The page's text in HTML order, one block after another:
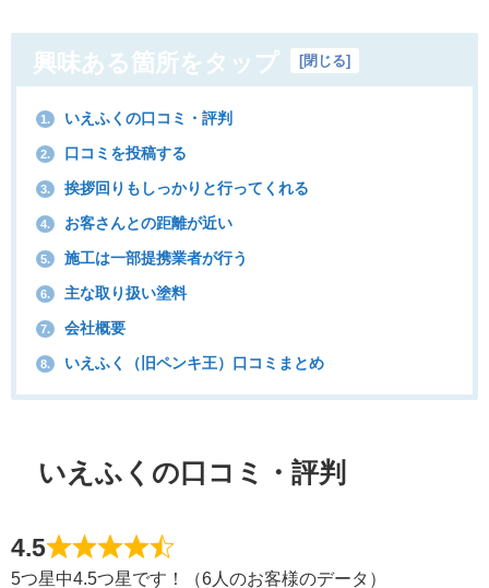
興味ある箇所をタップ [閉じる]
1. いえふくの口コミ・評判
2. 口コミを投稿する
3. 挨拶回りもしっかりと行ってくれる
4. お客さんとの距離が近い
5. 施工は一部提携業者が行う
6. 主な取り扱い塗料
7. 会社概要
8. いえふく（旧ペンキ王）口コミまとめ
いえふくの口コミ・評判
4.5
5つ星中4.5つ星です！（6人のお客様のデータ）